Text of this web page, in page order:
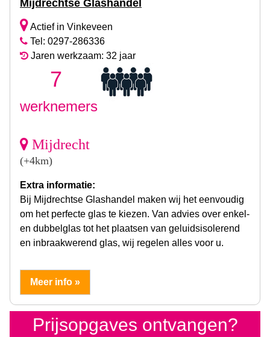
Mijdrechtse Glashandel
Actief in Vinkeveen
Tel: 0297-286336
Jaren werkzaam: 32 jaar
7
werknemers
Mijdrecht
(+4km)
Extra informatie:
Bij Mijdrechtse Glashandel maken wij het eenvoudig
om het perfecte glas te kiezen. Van advies over enkel-
en dubbelglas tot het plaatsen van geluidsisolerend
en inbraakwerend glas, wij regelen alles voor u.
Meer info »
Prijsopgaves ontvangen?